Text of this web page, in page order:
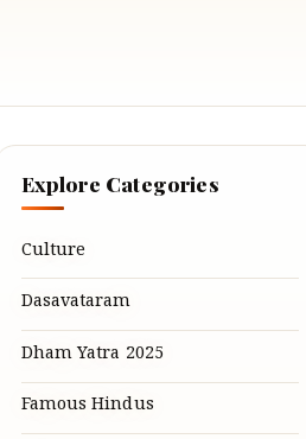
Explore Categories
Culture
Dasavataram
Dham Yatra 2025
Famous Hindus